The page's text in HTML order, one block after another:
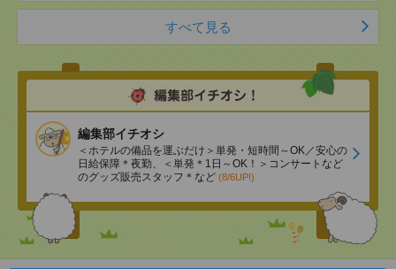
すべて見る
編集部イチオシ
＜ホテルの備品を運ぶだけ＞単発・短時間～OK／安心の
日給保障＊夜勤、＜単発＊1日～OK！＞コンサートなど
のグッズ販売スタッフ＊など (8/6UP!)